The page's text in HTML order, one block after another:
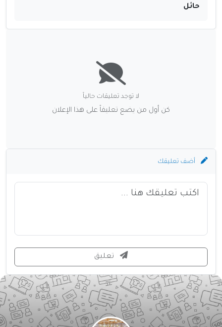
حائل
لا توجد تعليقات حالياً
كن أول من يضع تعليقاً على هذا الإعلان
أضف تعليقك
تعليق